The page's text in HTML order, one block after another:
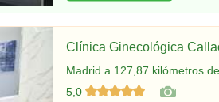
Clínica Ginecológica
Madrid a 127,87 kilómetros
5,0